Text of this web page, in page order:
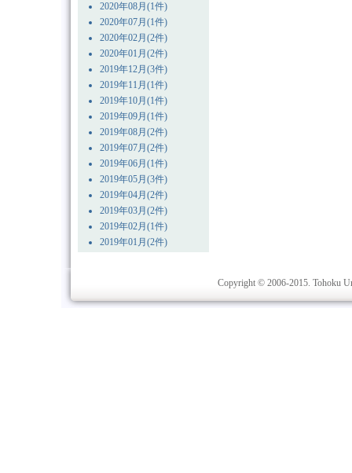
2020年08月(1件)
2020年07月(1件)
2020年02月(2件)
2020年01月(2件)
2019年12月(3件)
2019年11月(1件)
2019年10月(1件)
2019年09月(1件)
2019年08月(2件)
2019年07月(2件)
2019年06月(1件)
2019年05月(3件)
2019年04月(2件)
2019年03月(2件)
2019年02月(1件)
2019年01月(2件)
Copyright © 2006-2015. Tohoku